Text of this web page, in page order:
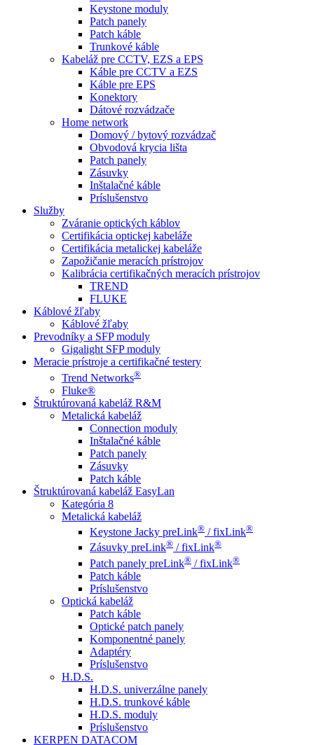
Keystone moduly
Patch panely
Patch káble
Trunkové káble
Kabeláž pre CCTV, EZS a EPS
Káble pre CCTV a EZS
Káble pre EPS
Konektory
Dátové rozvádzače
Home network
Domový / bytový rozvádzač
Obvodová krycia lišta
Patch panely
Zásuvky
Inštalačné káble
Príslušenstvo
Služby
Zváranie optických káblov
Certifikácia optickej kabeláže
Certifikácia metalickej kabeláže
Zapožičanie meracích prístrojov
Kalibrácia certifikačných meracích prístrojov
TREND
FLUKE
Káblové žľaby
Káblové žľaby
Prevodníky a SFP moduly
Gigalight SFP moduly
Meracie prístroje a certifikačné testery
Trend Networks®
Fluke®
Štruktúrovaná kabeláž R&M
Metalická kabeláž
Connection moduly
Inštalačné káble
Patch panely
Zásuvky
Patch káble
Štruktúrovaná kabeláž EasyLan
Kategória 8
Metalická kabeláž
Keystone Jacky preLink® / fixLink®
Zásuvky preLink® / fixLink®
Patch panely preLink® / fixLink®
Patch káble
Príslušenstvo
Optická kabeláž
Patch káble
Optické patch panely
Komponentné panely
Adaptéry
Príslušenstvo
H.D.S.
H.D.S. univerzálne panely
H.D.S. trunkové káble
H.D.S. moduly
Príslušenstvo
KERPEN DATACOM